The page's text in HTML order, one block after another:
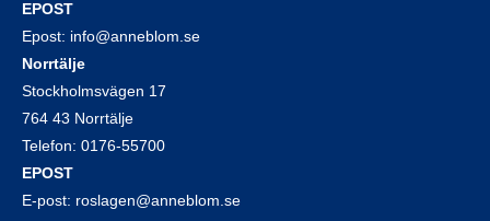
EPOST
Epost: info@anneblom.se
Norrtälje
Stockholmsvägen 17
764 43 Norrtälje
Telefon: 0176-55700
EPOST
E-post: roslagen@anneblom.se